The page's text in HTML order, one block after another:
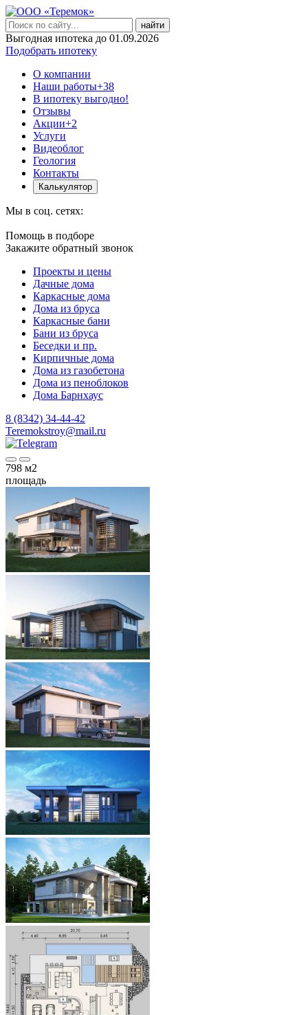
найти
Выгодная ипотека до 01.09.2026
Подобрать ипотеку
О компании
Наши работы+38
В ипотеку выгодно!
Отзывы
Акции+2
Услуги
Видеоблог
Геология
Контакты
Калькулятор
Мы в соц. сетях:
Помощь в подборе
Закажите обратный звонок
Проекты и цены
Дачные дома
Каркасные дома
Дома из бруса
Каркасные бани
Бани из бруса
Беседки и пр.
Кирпичные дома
Дома из газобетона
Дома из пеноблоков
Дома Барнхаус
8 (8342) 34-44-42
Teremokstroy@mail.ru
798 м2
площадь